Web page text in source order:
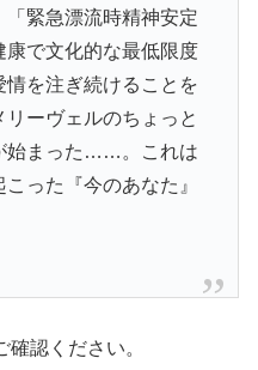
緊急漂流時精神安定
で文化的な最低限度
を注ぎ続けることを
ーヴェルのちょっと
始まった……。これは
った『今のあなた』
認ください。